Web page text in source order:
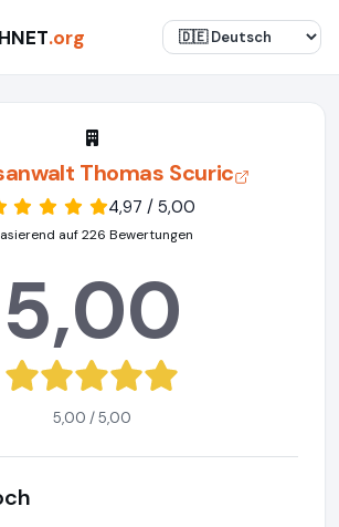
.org
Thomas Scuric
4,97 / 5,00
auf 226 Bewertungen
5,00
5,00 / 5,00